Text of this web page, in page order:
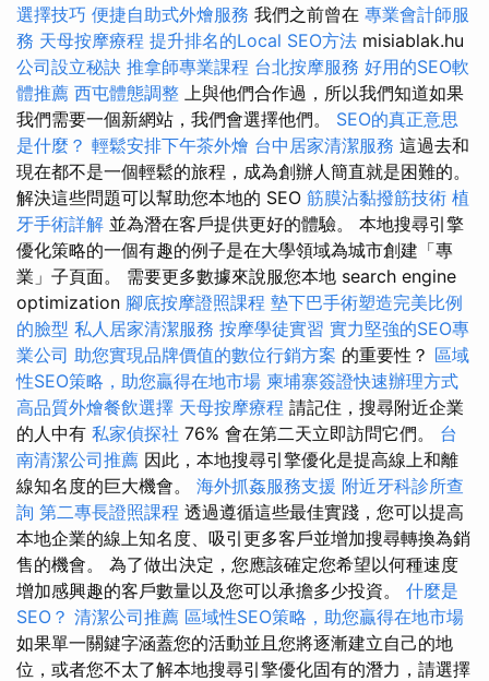
選擇技巧 便捷自助式外燴服務 我們之前曾在 專業會計師服
務 天母按摩療程 提升排名的Local SEO方法 misiablak.hu
公司設立秘訣 推拿師專業課程 台北按摩服務 好用的SEO軟
體推薦 西屯體態調整 上與他們合作過，所以我們知道如果
我們需要一個新網站，我們會選擇他們。 SEO的真正意思
是什麼？ 輕鬆安排下午茶外燴 台中居家清潔服務 這過去和
現在都不是一個輕鬆的旅程，成為創辦人簡直就是困難的。
解決這些問題可以幫助您本地的 SEO 筋膜沾黏撥筋技術 植
牙手術詳解 並為潛在客戶提供更好的體驗。 本地搜尋引擎
優化策略的一個有趣的例子是在大學領域為城市創建「專
業」子頁面。 需要更多數據來說服您本地 search engine
optimization 腳底按摩證照課程 墊下巴手術塑造完美比例
的臉型 私人居家清潔服務 按摩學徒實習 實力堅強的SEO專
業公司 助您實現品牌價值的數位行銷方案 的重要性？ 區域
性SEO策略，助您贏得在地市場 柬埔寨簽證快速辦理方式
高品質外燴餐飲選擇 天母按摩療程 請記住，搜尋附近企業
的人中有 私家偵探社 76% 會在第二天立即訪問它們。 台
南清潔公司推薦 因此，本地搜尋引擎優化是提高線上和離
線知名度的巨大機會。 海外抓姦服務支援 附近牙科診所查
詢 第二專長證照課程 透過遵循這些最佳實踐，您可以提高
本地企業的線上知名度、吸引更多客戶並增加搜尋轉換為銷
售的機會。 為了做出決定，您應該確定您希望以何種速度
增加感興趣的客戶數量以及您可以承擔多少投資。 什麼是
SEO？ 清潔公司推薦 區域性SEO策略，助您贏得在地市場
如果單一關鍵字涵蓋您的活動並且您將逐漸建立自己的地
位，或者您不太了解本地搜尋引擎優化固有的潛力，請選擇